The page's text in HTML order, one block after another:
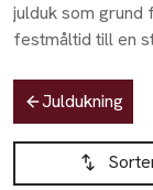
julduk som grund
festmåltid till en
julmiddag. Välj
detaljer eller
Oavsett om du
grönt eller ett
Hoppa till
Juldukning
Hoppa till
Lista över